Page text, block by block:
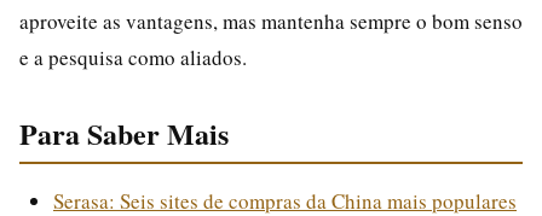
aproveite as vantagens, mas mantenha sempre o bom senso
e a pesquisa como aliados.
Para Saber Mais
Serasa: Seis sites de compras da China mais populares